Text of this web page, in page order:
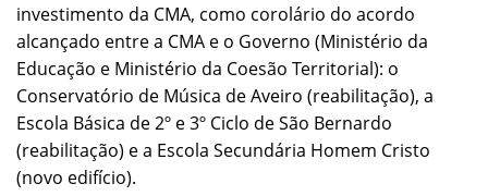
investimento da CMA, como corolário do acordo
alcançado entre a CMA e o Governo (Ministério da
Educação e Ministério da Coesão Territorial): o
Conservatório de Música de Aveiro (reabilitação), a
Escola Básica de 2º e 3º Ciclo de São Bernardo
(reabilitação) e a Escola Secundária Homem Cristo
(novo edifício).